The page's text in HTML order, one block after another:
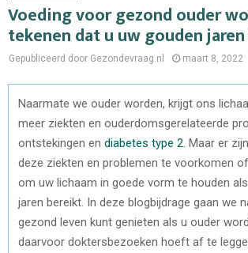
Voeding voor gezond ouder
tekenen dat u uw gouden
Gepubliceerd door Gezondevraag.nl maart 8, 2022
Naarmate we ouder worden, krijgt ons
meer ziekten en ouderdomsgerelateerde
ontstekingen en diabetes type 2. Maar er
deze ziekten en problemen te voorkomen
om uw lichaam in goede vorm te houden
jaren bereikt. In deze blogbijdrage gaan we
gezond leven kunt genieten als u ouder
daarvoor doktersbezoeken hoeft af te